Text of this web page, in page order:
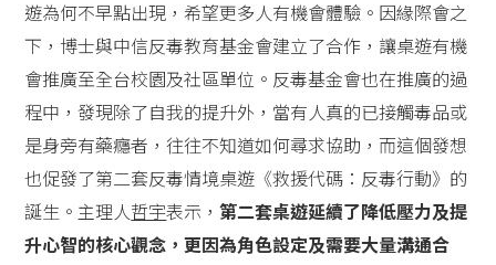
遊為何不早點出現，希望更多人有機會體驗。因緣際會之
下，博士與中信反毒教育基金會建立了合作，讓桌遊有機
會推廣至全台校園及社區單位。反毒基金會也在推廣的過
程中，發現除了自我的提升外，當有人真的已接觸毒品或
是身旁有藥癮者，往往不知道如何尋求協助，而這個發想
也促發了第二套反毒情境桌遊《救援代碼：反毒行動》的
誕生。主理人哲宇表示，第二套桌遊延續了降低壓力及提
升心智的核心觀念，更因為角色設定及需要大量溝通合